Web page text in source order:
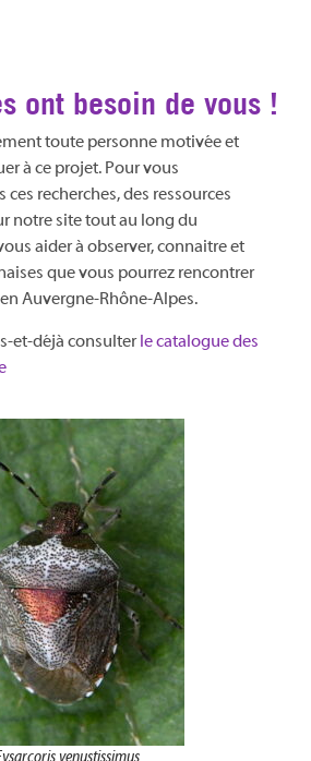
ont besoin de vous !
toute personne motivée et
à ce projet. Pour vous
recherches, des ressources
notre site tout au long du
aider à observer, connaitre et
que vous pourrez rencontrer
Auvergne-Rhône-Alpes.
et-déjà consulter le catalogue des